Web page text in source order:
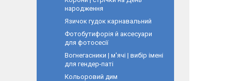
народження
Язичок гудок карнавальний
Фотобутифорія й аксесуари
для фотосесії
Вогнегасники | м'ячі | вибір імені
для гендер-паті
Кольоровий дим